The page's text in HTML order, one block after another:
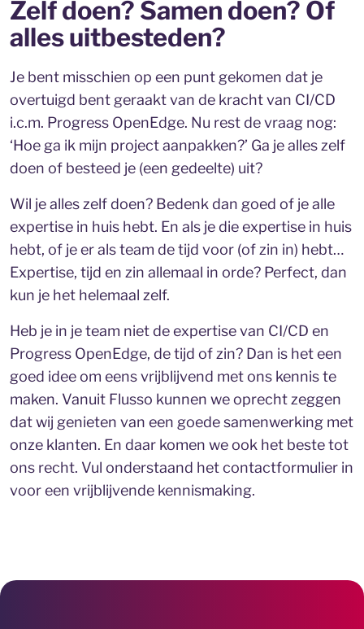
Zelf doen? Samen doen? Of
alles uitbesteden?
Je bent misschien op een punt gekomen dat je
overtuigd bent geraakt van de kracht van CI/CD
i.c.m. Progress OpenEdge. Nu rest de vraag nog:
‘Hoe ga ik mijn project aanpakken?’ Ga je alles zelf
doen of besteed je (een gedeelte) uit?
Wil je alles zelf doen? Bedenk dan goed of je alle
expertise in huis hebt. En als je die expertise in huis
hebt, of je er als team de tijd voor (of zin in) hebt…
Expertise, tijd en zin allemaal in orde? Perfect, dan
kun je het helemaal zelf.
Heb je in je team niet de expertise van CI/CD en
Progress OpenEdge, de tijd of zin? Dan is het een
goed idee om eens vrijblijvend met ons kennis te
maken. Vanuit Flusso kunnen we oprecht zeggen
dat wij genieten van een goede samenwerking met
onze klanten. En daar komen we ook het beste tot
ons recht. Vul onderstaand het contactformulier in
voor een vrijblijvende kennismaking.